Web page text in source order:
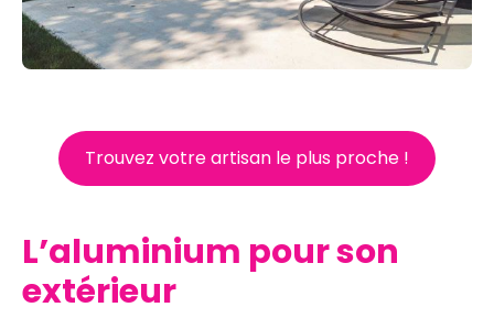
Trouvez votre artisan le plus proche !
L’aluminium pour son
extérieur